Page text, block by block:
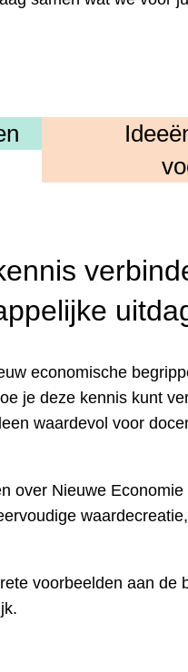
economische
je deze kennis kunt
waardevol voor
over Nieuwe
voorbeelden aan